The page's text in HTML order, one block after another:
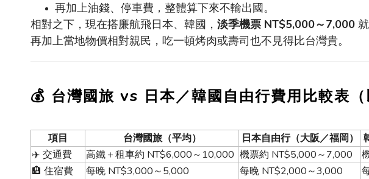
再加上油錢、停車費，整體算下來不輸出國。
相對之下，現在搭廉航飛日本、韓國， 淡季機票 NT$5,000～7,000
再加上當地物價相對親民，吃一頓烤肉或壽司也不見得比台灣貴。
💰 台灣國旅 vs 日本／韓國自由行費用比較表（
項目 台灣國旅（平均） 日本自由行（大阪／福岡）
✈️ 交通費 高鐵＋租車約 NT$6,000～ 10,000 機票約 NT$5,000～7,000
🏨 住宿費 每晚 NT$3,000～5,000 每晚 NT$2,000～3,000